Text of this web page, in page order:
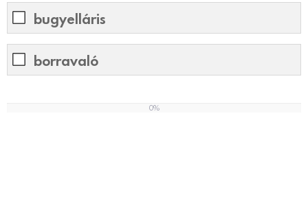
bugyelláris
borravaló
0%